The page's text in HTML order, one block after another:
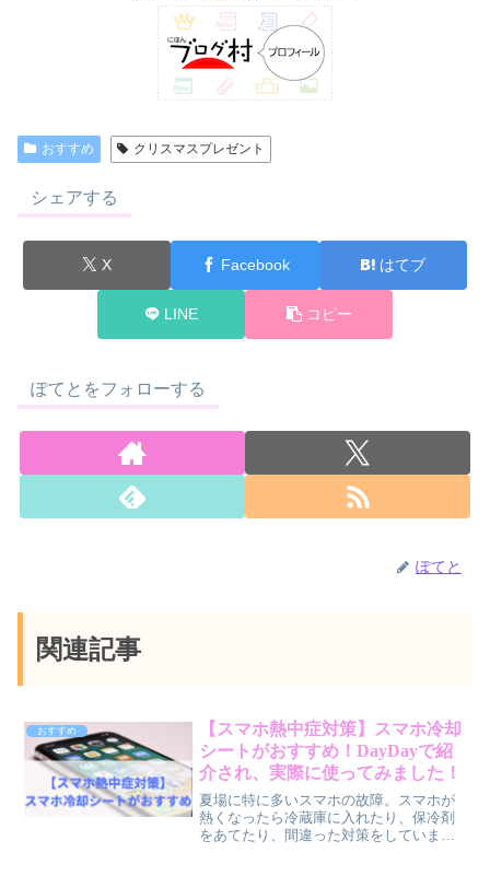
おすすめ クリスマスプレゼント
シェアする
X Facebook はてブ
LINE コピー
ぽてとをフォローする
ぽてと
関連記事
おすすめ
【スマホ熱中症対策】スマホ冷却
シートがおすすめ！DayDayで紹
介され、実際に使ってみました！
夏場に特に多いスマホの故障。スマホが
熱くなったら冷蔵庫に入れたり、保冷剤
をあてたり、間違った対策をしていませ